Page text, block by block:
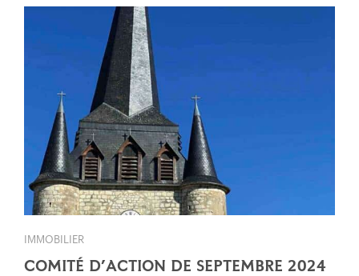
IMMOBILIER
COMITÉ D’ACTION DE SEPTEMBRE 2024